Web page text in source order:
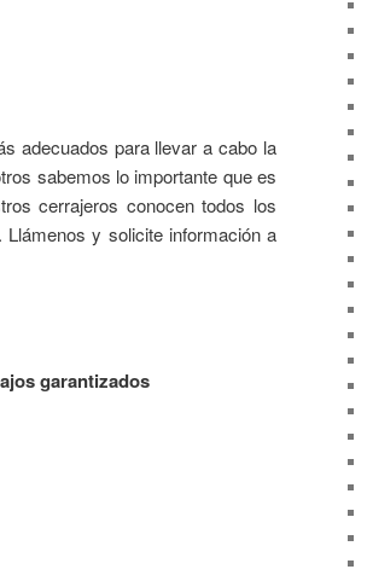
adecuados para llevar a cabo la
sabemos lo importante que es
cerrajeros conocen todos los
y solicite información a
garantizados